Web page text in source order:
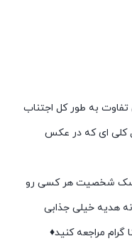
به طور کل اجتناب
کلی ای که در عکس
شخصیت هر کسی رو
هدیه خیلی جذابی
گرام مراجعه کنید♦️